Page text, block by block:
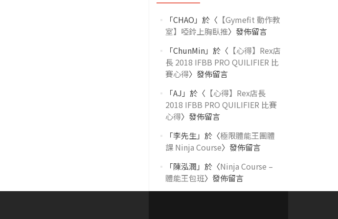
「CHAO 」於〈 【Gymefit 動作教
室】啞鈴上胸臥推〉發佈留言
「ChunMin」於〈 【心得】Rex店
長 2018 IFBB PRO QUILIFIER 比
賽心得〉發佈留言
「AJ 」於〈 【心得】Rex店長
2018 IFBB PRO QUILIFIER 比賽
心得〉發佈留言
「李先生」於〈極限體能王團體
課 Ninja Course〉發佈留言
「陳泓潤 」於〈Ninja Course –
體能王包班〉發佈留言